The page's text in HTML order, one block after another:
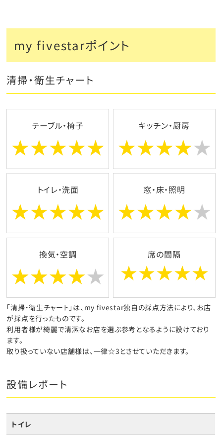
my fivestarポイント
清掃・衛生チャート
テーブル・椅子 キッチン・厨房
トイレ・洗面 窓・床・照明
換気・空調 席の間隔
「清掃・衛生チャート」は、my fivestar独自の採点方法により、お店
が採点を行ったものです。
利用者様が綺麗で清潔なお店を選ぶ参考となるように設けており
ます。
取り扱っていない店舗様は、一律☆3とさせていただきます。
設備レポート
トイレ